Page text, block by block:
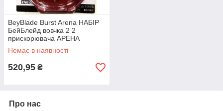
BeyBlade Burst Arena НАБІР
БейБлейд вовчка 2 2
прискорювача АРЕНА
Немає в наявності
520,95 ₴
Про нас